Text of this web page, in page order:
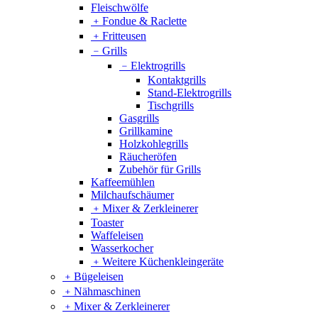
Fleischwölfe
﹢ Fondue & Raclette
﹢ Fritteusen
﹣ Grills
﹣ Elektrogrills
Kontaktgrills
Stand-Elektrogrills
Tischgrills
Gasgrills
Grillkamine
Holzkohlegrills
Räucheröfen
Zubehör für Grills
Kaffeemühlen
Milchaufschäumer
﹢ Mixer & Zerkleinerer
Toaster
Waffeleisen
Wasserkocher
﹢ Weitere Küchenkleingeräte
﹢ Bügeleisen
﹢ Nähmaschinen
﹢ Mixer & Zerkleinerer